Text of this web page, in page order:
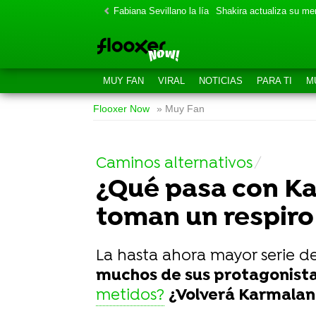
Fabiana Sevillano la lía Shakira actualiza su
MUY FAN VIRAL NOTICIAS PARA TI
Flooxer Now » Muy Fan
Caminos alternativos
¿Qué pasa con
toman un respiro
La hasta ahora mayor serie
muchos de sus
metidos? ¿Volverá